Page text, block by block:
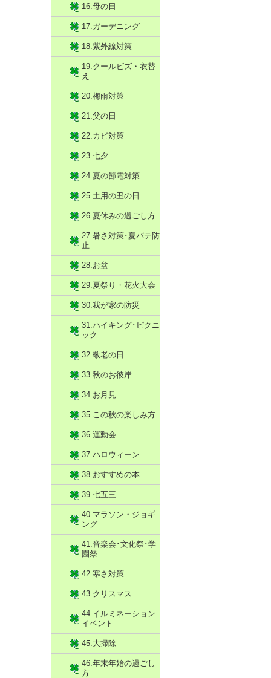
16.母の日
17.ガーデニング
18.紫外線対策
19.クールビズ・衣替
え
20.梅雨対策
21.父の日
22.カビ対策
23.七夕
24.夏の節電対策
25.土用の丑の日
26.夏休みの過ごし方
27.暑さ対策･夏バテ防
止
28.お盆
29.夏祭り・花火大会
30.我が家の防災
31.ハイキング･ピクニ
ック
32.敬老の日
33.秋のお彼岸
34.お月見
35.この秋の楽しみ方
36.運動会
37.ハロウィーン
38.おすすめの本
39.七五三
40.マラソン・ジョギ
ング
41.音楽会･文化祭･学
園祭
42.寒さ対策
43.クリスマス
44.イルミネーション
イベント
45.大掃除
46.年末年始の過ごし
方